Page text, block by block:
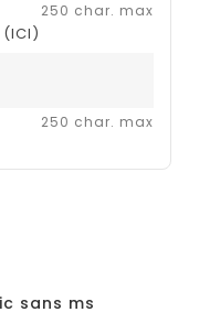
250 char. max
(ICI)
250 char. max
sans ms